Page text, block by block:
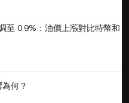
至 0.9%：油價上漲對比特幣和
何？